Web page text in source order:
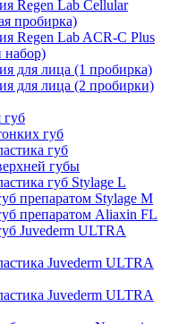
Regen Lab Cellular
пробирка)
Regen Lab ACR-C Plus
набор)
для лица (1 пробирка)
для лица (2 пробирки)
губ
губ
губ
губы
губ Stylage L
препаратом Stylage M
препаратом Aliaxin FL
Juvederm ULTRA
Juvederm ULTRA
Juvederm ULTRA